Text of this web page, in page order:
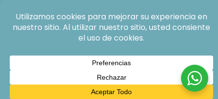
Todos los derechos reservados: The Lodge at Jaguar Reef, 2026®.